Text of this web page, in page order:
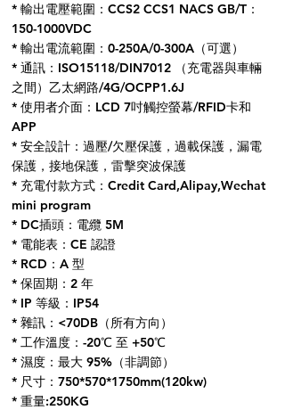
* 輸出電壓範圍：CCS2 CCS1 NACS GB/T：
150-1000VDC
* 輸出電流範圍：0-250A/0-300A（可選）
* 通訊：ISO15118/DIN7012 （充電器與車輛
之間）乙太網路/4G/OCPP1.6J
* 使用者介面：LCD 7吋觸控螢幕/RFID卡和
APP
* 安全設計：過壓/欠壓保護，過載保護，漏電
保護，接地保護，雷擊突波保護
* 充電付款方式：Credit Card,Alipay,Wechat
mini program
* DC插頭：電纜 5M
* 電能表：CE 認證
* RCD：A 型
* 保固期：2 年
* IP 等級：IP54
* 雜訊：<70DB（所有方向）
* 工作溫度：-20℃ 至 +50℃
* 濕度：最大 95%（非調節）
* 尺寸：750*570*1750mm(120kw)
* 重量:250KG